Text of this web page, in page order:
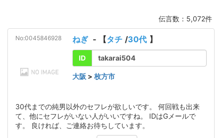
伝言数：5,072件
No:0045846928 ねぎ - 【タチ /30代 】
ID takarai504
大阪 > 枚方市
30代までの純男以外のセフレが欲しいです。 何回戦も出来
て、他にセフレがいない人がいいですね。 IDはGメールで
す。 良ければ、ご連絡お待ちしています。